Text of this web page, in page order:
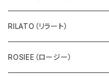
ベスト・ダウンベスト
スウェット・パイル・フリース
INDIMARK（インディーマーク）
U.M.I(ユーエムアイ)
RILATO（リラート）
ROSIEE（ロージー）